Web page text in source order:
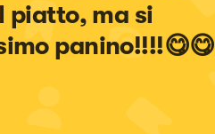
piatto, ma si
panino!!!!😋😋